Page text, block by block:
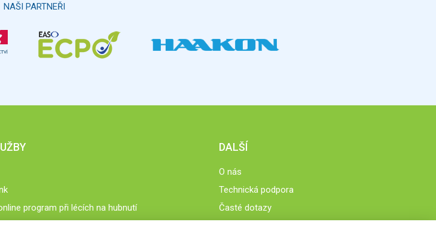
NAŠI PARTNEŘI
program při lécích na hubnutí
DALŠÍ
O nás
Technická podpora
Časté dotazy